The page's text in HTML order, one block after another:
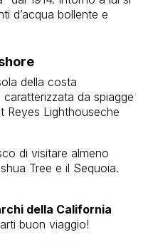
d’acqua bollente e
della costa
da spiagge
Reyes Lighthouseche
di visitare almeno
Tree e il Sequoia.
della California
buon viaggio!